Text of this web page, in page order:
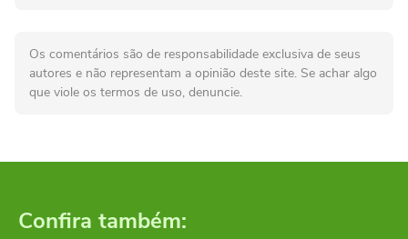
Os comentários são de responsabilidade exclusiva de seus
autores e não representam a opinião deste site. Se achar algo
que viole os termos de uso, denuncie.
Confira também: